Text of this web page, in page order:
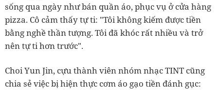
sống qua ngày như bán quần áo, phục vụ ở cửa hàng
pizza. Cô cảm thấy tự ti: "Tôi không kiếm được tiền
bằng nghề thần tượng. Tôi đã khóc rất nhiều và trở
nên tự ti hơn trước".
Choi Yun Jin, cựu thành viên nhóm nhạc TINT cũng
chia sẻ việc bị hiện thực cơm áo gạo tiền đánh gục: